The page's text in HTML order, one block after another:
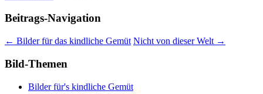
Beitrags-Navigation
← Bilder für das kindliche Gemüt Nicht von dieser Welt →
Bild-Themen
Bilder für's kindliche Gemüt